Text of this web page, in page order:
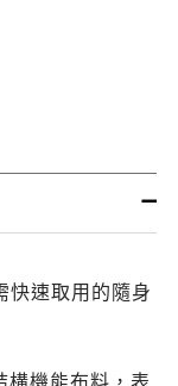
快速取用的隨身